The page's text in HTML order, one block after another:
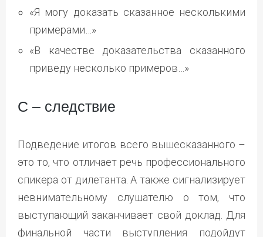
«Я могу доказать сказанное несколькими
примерами…»
«В качестве доказательства сказанного
приведу несколько примеров…»
С – следствие
Подведение итогов всего вышесказанного –
это то, что отличает речь профессионального
спикера от дилетанта. А также сигнализирует
невнимательному слушателю о том, что
выступающий заканчивает свой доклад. Для
финальной части выступления подойдут